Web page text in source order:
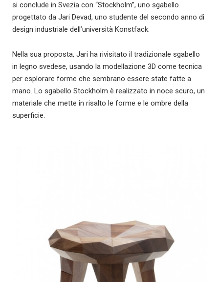
si conclude in Svezia con “Stockholm”, uno sgabello
progettato da Jari Devad, uno studente del secondo anno di
design industriale dell’università Konstfack.
Nella sua proposta, Jari ha rivisitato il tradizionale sgabello
in legno svedese, usando la modellazione 3D come tecnica
per esplorare forme che sembrano essere state fatte a
mano. Lo sgabello Stockholm è realizzato in noce scuro, un
materiale che mette in risalto le forme e le ombre della
superficie.